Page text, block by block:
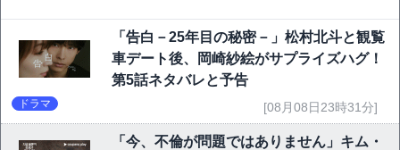
「告白－25年目の秘密－」松村北斗と観覧
車デート後、岡崎紗絵がサプライズハグ！
第5話ネタバレと予告
ドラマ [08月08日23時31分]
「今、不倫が問題ではありません」キム・